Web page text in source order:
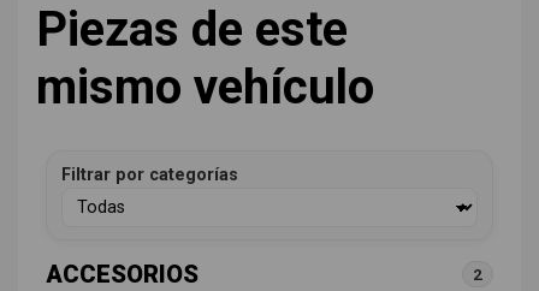
Piezas de este
mismo vehículo
Filtrar por categorías
ACCESORIOS 2